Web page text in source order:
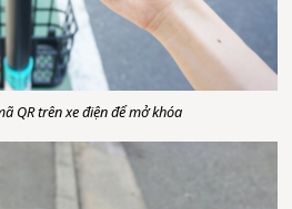
QR trên xe điện để mở khóa